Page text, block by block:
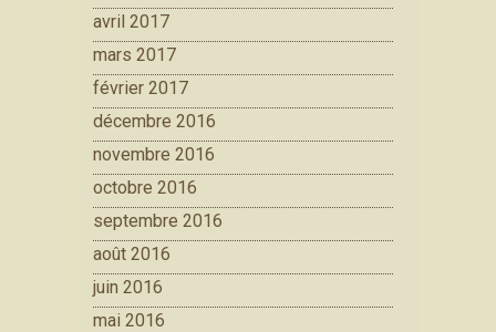
avril 2017
mars 2017
février 2017
décembre 2016
novembre 2016
octobre 2016
septembre 2016
août 2016
juin 2016
mai 2016